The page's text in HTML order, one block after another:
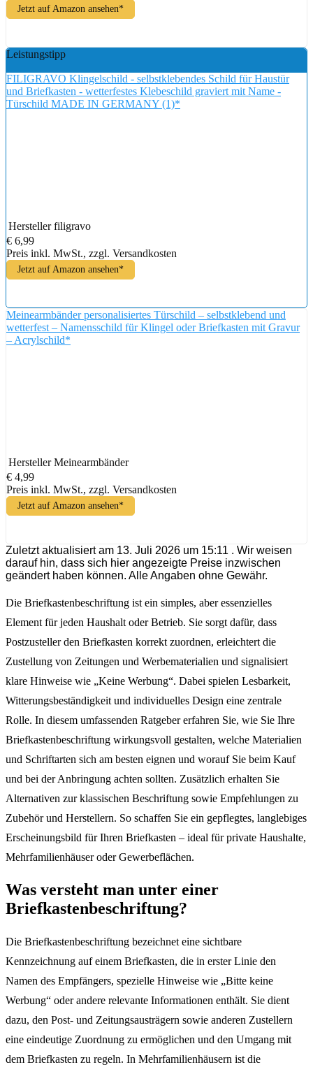
Jetzt auf Amazon ansehen*
Leistungstipp
FILIGRAVO Klingelschild - selbstklebendes Schild für Haustür
und Briefkasten - wetterfestes Klebeschild graviert mit Name -
Türschild MADE IN GERMANY (1)*
Hersteller filigravo
€ 6,99
Preis inkl. MwSt., zzgl. Versandkosten
Jetzt auf Amazon ansehen*
Meinearmbänder personalisiertes Türschild – selbstklebend und
wetterfest – Namensschild für Klingel oder Briefkasten mit Gravur
– Acrylschild*
Hersteller Meinearmbänder
€ 4,99
Preis inkl. MwSt., zzgl. Versandkosten
Jetzt auf Amazon ansehen*
Zuletzt aktualisiert am 13. Juli 2026 um 15:11 . Wir weisen
darauf hin, dass sich hier angezeigte Preise inzwischen
geändert haben können. Alle Angaben ohne Gewähr.
Die Briefkastenbeschriftung ist ein simples, aber essenzielles
Element für jeden Haushalt oder Betrieb. Sie sorgt dafür, dass
Postzusteller den Briefkasten korrekt zuordnen, erleichtert die
Zustellung von Zeitungen und Werbematerialien und signalisiert
klare Hinweise wie „Keine Werbung“. Dabei spielen Lesbarkeit,
Witterungsbeständigkeit und individuelles Design eine zentrale
Rolle. In diesem umfassenden Ratgeber erfahren Sie, wie Sie Ihre
Briefkastenbeschriftung wirkungsvoll gestalten, welche Materialien
und Schriftarten sich am besten eignen und worauf Sie beim Kauf
und bei der Anbringung achten sollten. Zusätzlich erhalten Sie
Alternativen zur klassischen Beschriftung sowie Empfehlungen zu
Zubehör und Herstellern. So schaffen Sie ein gepflegtes, langlebiges
Erscheinungsbild für Ihren Briefkasten – ideal für private Haushalte,
Mehrfamilienhäuser oder Gewerbeflächen.
Was versteht man unter einer
Briefkastenbeschriftung?
Die Briefkastenbeschriftung bezeichnet eine sichtbare
Kennzeichnung auf einem Briefkasten, die in erster Linie den
Namen des Empfängers, spezielle Hinweise wie „Bitte keine
Werbung“ oder andere relevante Informationen enthält. Sie dient
dazu, den Post- und Zeitungsausträgern sowie anderen Zustellern
eine eindeutige Zuordnung zu ermöglichen und den Umgang mit
dem Briefkasten zu regeln. In Mehrfamilienhäusern ist die